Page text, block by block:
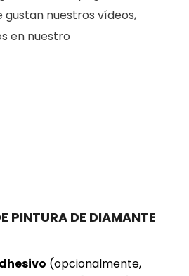
gustan nuestros vídeos,
en nuestro
PINTURA DE DIAMANTE
(opcionalmente,